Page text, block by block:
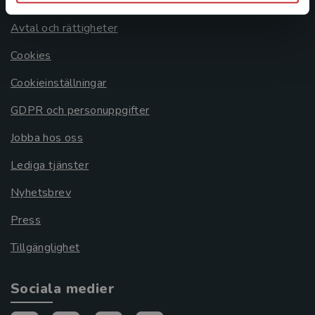
Avtal och rättigheter
Cookies
Cookieinställningar
GDPR och personuppgifter
Jobba hos oss
Lediga tjänster
Nyhetsbrev
Press
Tillgänglighet
Sociala medier